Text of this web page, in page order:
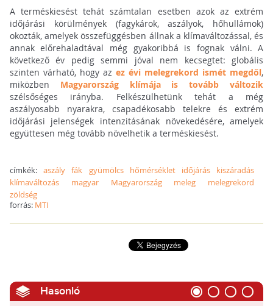
A terméskiesést tehát számtalan esetben azok az extrém
időjárási körülmények (fagykárok, aszályok, hőhullámok)
okozták, amelyek összefüggésben állnak a klímaváltozással, és
annak előrehaladtával még gyakoribbá is fognak válni. A
következő év pedig semmi jóval nem kecsegtet: globális
szinten várható, hogy az ez évi melegrekord ismét megdől,
miközben Magyarország klímája is tovább változik
szélsőséges irányba. Felkészülhetünk tehát a még
aszályosabb nyarakra, csapadékosabb telekre és extrém
időjárási jelenségek intenzitásának növekedésére, amelyek
együttesen még tovább növelhetik a terméskiesést.
címkék:aszály fák gyümölcs hőmérséklet időjárás
kiszáradás
klímaváltozás
magyar Magyarország meleg
melegrekord
zöldség
forrás: MTI
Hasonló